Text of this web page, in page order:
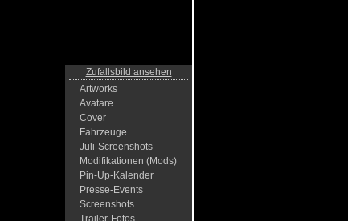
Zufallsbild ansehen
Artworks
Avatare
Cover
Fahrzeuge
Juli-Screenshots
Modifikationen (Mods)
Pin-Up-Kalender
Presse-Events
Screenshots
Trailer-Fotos